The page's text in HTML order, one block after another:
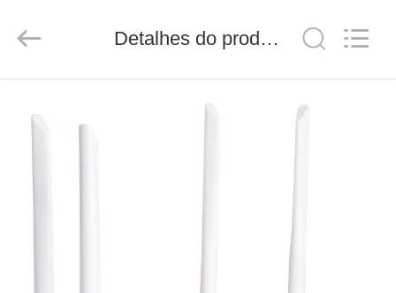
Co.,
Reserved.
Detalhes do produto